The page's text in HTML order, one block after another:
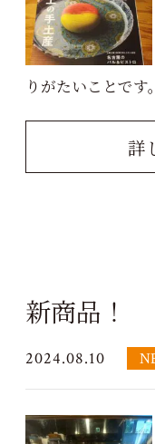
りがたいことです
詳
新商品！
2024.08.10